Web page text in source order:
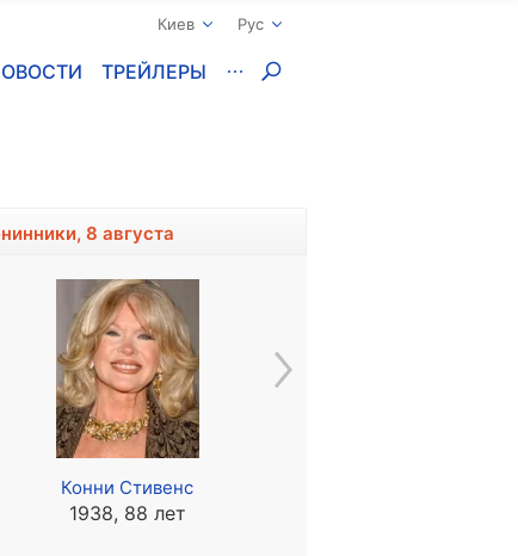
Киев Рус
ТРЕЙЛЕРЫ
8 августа
Конни Стивенс
1938, 88 лет